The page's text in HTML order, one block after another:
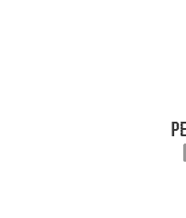
Кухни в нормандском